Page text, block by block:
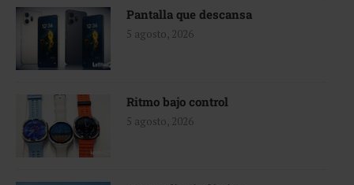
Pantalla que descansa
5 agosto, 2026
Ritmo bajo control
5 agosto, 2026